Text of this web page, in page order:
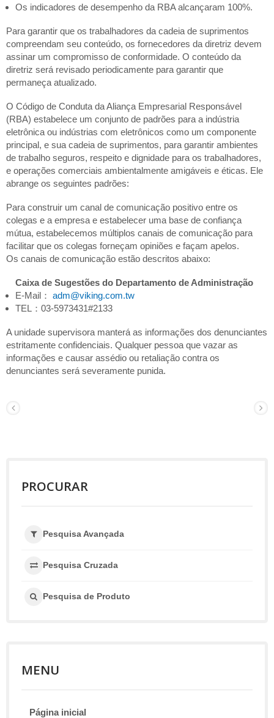
Os indicadores de desempenho da RBA alcançaram 100%.
Para garantir que os trabalhadores da cadeia de suprimentos
compreendam seu conteúdo, os fornecedores da diretriz devem
assinar um compromisso de conformidade. O conteúdo da
diretriz será revisado periodicamente para garantir que
permaneça atualizado.
O Código de Conduta da Aliança Empresarial Responsável
(RBA) estabelece um conjunto de padrões para a indústria
eletrônica ou indústrias com eletrônicos como um componente
principal, e sua cadeia de suprimentos, para garantir ambientes
de trabalho seguros, respeito e dignidade para os trabalhadores,
e operações comerciais ambientalmente amigáveis e éticas. Ele
abrange os seguintes padrões:
Para construir um canal de comunicação positivo entre os
colegas e a empresa e estabelecer uma base de confiança
mútua, estabelecemos múltiplos canais de comunicação para
facilitar que os colegas forneçam opiniões e façam apelos.
Os canais de comunicação estão descritos abaixo:
Caixa de Sugestões do Departamento de Administração
E-Mail： adm@viking.com.tw
TEL：03-5973431#2133
A unidade supervisora manterá as informações dos denunciantes
estritamente confidenciais. Qualquer pessoa que vazar as
informações e causar assédio ou retaliação contra os
denunciantes será severamente punida.
PROCURAR
Pesquisa Avançada
Pesquisa Cruzada
Pesquisa de Produto
MENU
Página inicial